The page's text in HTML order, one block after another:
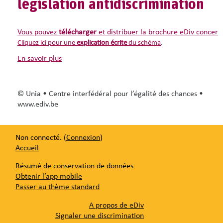
blâme (avis écrit, note dans le dossier personnel),
amende (avec un montant maximum et dont le
suspension avec perte de salaire (1 à 3 jours)
La sanction disciplinairedoit être communiquéeau
législation antidiscrimination
Vous pouvez télécharger et distribuer la brochure eDiv
Cliquez ici pour une explication écritedu schéma.
en savoir plus
© Unia • Centre interfédéral pour l’égalité des chances •
www.ediv.be
Non connecté. (Connexion)
Accueil
Résumé de conservation de données
Obtenir l’app mobile
Passer au thème standard
A propos de eDiv
Signaler une discrimination